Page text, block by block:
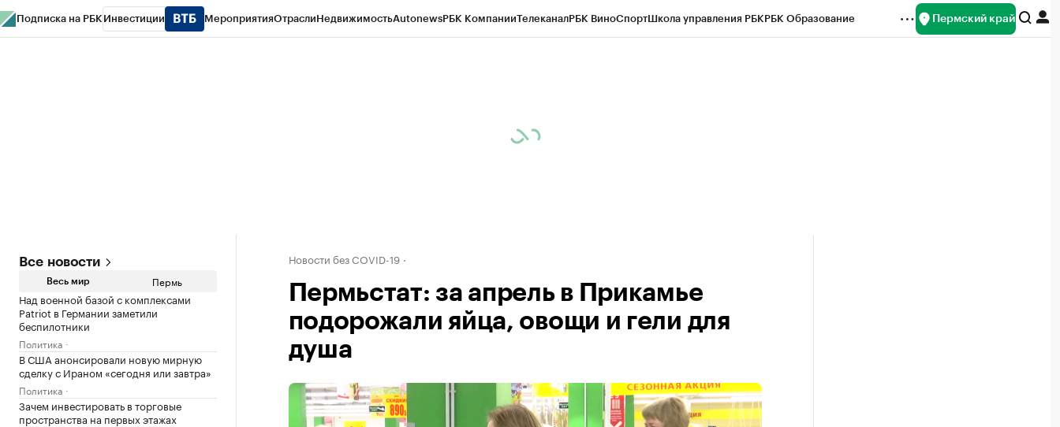
Подписка на РБК Инвестиции МероприятияОтраслиНедвижимостьAutonewsРБК КомпанииТелеканалРБК ВиноСпортШкола управления РБКРБК Образование Пермский край
Все новости
Весь мир Пермь
Над военной базой с комплексами
Patriot в Германии заметили
беспилотники
Политика
В США анонсировали новую мирную
сделку с Ираном «сегодня или завтра»
Политика
Зачем инвестировать в торговые
пространства на первых этажах
Новости без COVID-19
Пермьстат: за апрель в Прикамье
подорожали яйца, овощи и гели для
душа